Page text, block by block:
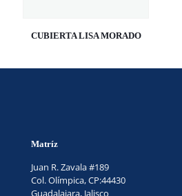
CUBIERTA LISA MORADO
Matríz
Juan R. Zavala #189
Col. Olímpica, CP:44430
Guadalajara, Jalisco